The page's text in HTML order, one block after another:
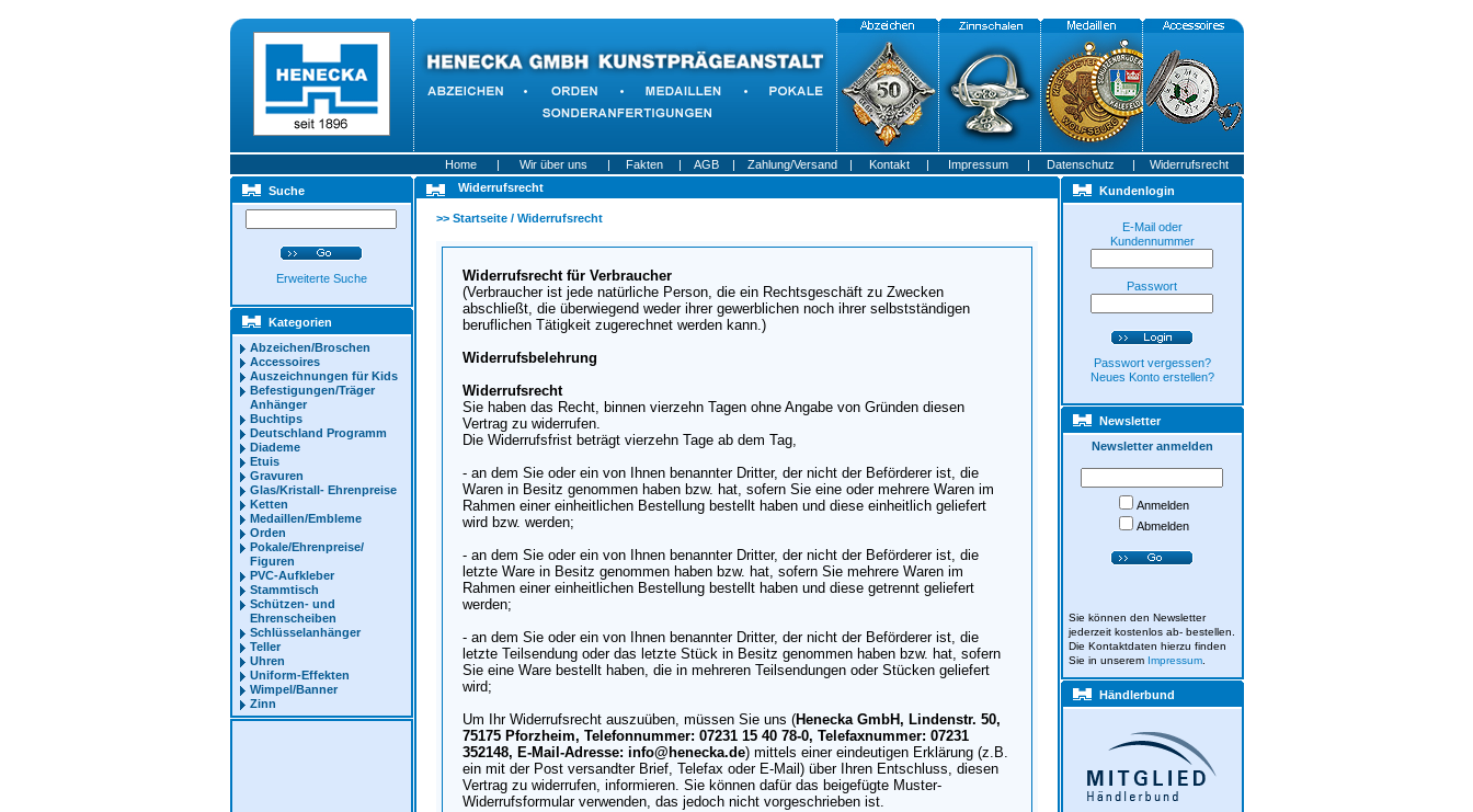
Home | Wir über uns | Fakten | AGB | Zahlung/Versand | Kontakt | Impressum | Datenschutz |
Widerrufsrecht
Suche
Erweiterte Suche
Kategorien
Abzeichen/Broschen
Accessoires
Auszeichnungen für Kids
Befestigungen/Träger
Anhänger
Buchtips
Deutschland Programm
Diademe
Etuis
Gravuren
Glas/Kristall- Ehrenpreise
Ketten
Medaillen/Embleme
Orden
Pokale/Ehrenpreise/
Figuren
PVC-Aufkleber
Stammtisch
Schützen- und
Ehrenscheiben
Schlüsselanhänger
Teller
Uhren
Uniform-Effekten
Wimpel/Banner
Zinn
Widerrufsrecht
>> Startseite/ Widerrufsrecht
Widerrufsrecht für Verbraucher
(Verbraucher ist jede natürliche Person, die ein Rechtsgeschäft zu Zwecken
abschließt, die überwiegend weder ihrer gewerblichen noch ihrer selbstständigen
beruflichen Tätigkeit zugerechnet werden kann.)
Widerrufsbelehrung
Widerrufsrecht
Sie haben das Recht, binnen vierzehn Tagen ohne Angabe von Gründen diesen
Vertrag zu widerrufen.
Die Widerrufsfrist beträgt vierzehn Tage ab dem Tag,
- an dem Sie oder ein von Ihnen benannter Dritter, der nicht der Beförderer ist, die
Waren in Besitz genommen haben bzw. hat, sofern Sie eine oder mehrere Waren im
Rahmen einer einheitlichen Bestellung bestellt haben und diese einheitlich geliefert
wird bzw. werden;
- an dem Sie oder ein von Ihnen benannter Dritter, der nicht der Beförderer ist, die
letzte Ware in Besitz genommen haben bzw. hat, sofern Sie mehrere Waren im
Rahmen einer einheitlichen Bestellung bestellt haben und diese getrennt geliefert
werden;
- an dem Sie oder ein von Ihnen benannter Dritter, der nicht der Beförderer ist, die
letzte Teilsendung oder das letzte Stück in Besitz genommen haben bzw. hat, sofern
Sie eine Ware bestellt haben, die in mehreren Teilsendungen oder Stücken geliefert
wird;
Um Ihr Widerrufsrecht auszuüben, müssen Sie uns (Henecka GmbH, Lindenstr. 50,
75175 Pforzheim, Telefonnummer: 07231 15 40 78-0, Telefaxnummer: 07231
352148, E-Mail-Adresse: info@henecka.de) mittels einer eindeutigen Erklärung (z.B.
ein mit der Post versandter Brief, Telefax oder E-Mail) über Ihren Entschluss, diesen
Vertrag zu widerrufen, informieren. Sie können dafür das beigefügte Muster-
Widerrufsformular verwenden, das jedoch nicht vorgeschrieben ist.
Kundenlogin
E-Mail oder
Kundennummer
Passwort
Passwort vergessen?
Neues Konto erstellen?
Newsletter
Newsletter anmelden
Anmelden
Abmelden
Sie können den Newsletter
jederzeit kostenlos ab- bestellen.
Die Kontaktdaten hierzu finden
Sie in unserem Impressum.
Händlerbund